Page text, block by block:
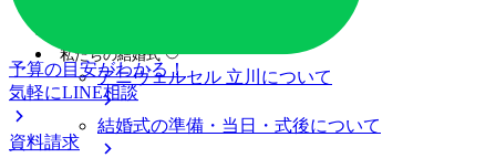
私たちの結婚式
アニヴェルセル 立川について
結婚式の準備・当日・式後について
予算の目安がわかる！
気軽にLINE相談
資料請求